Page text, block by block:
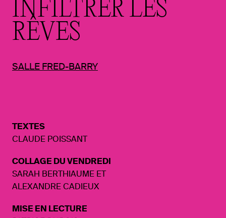
INFILTRER LES
RÊVES
SALLE FRED-BARRY
TEXTES
CLAUDE POISSANT
COLLAGE DU VENDREDI
SARAH BERTHIAUME ET
ALEXANDRE CADIEUX
MISE EN LECTURE